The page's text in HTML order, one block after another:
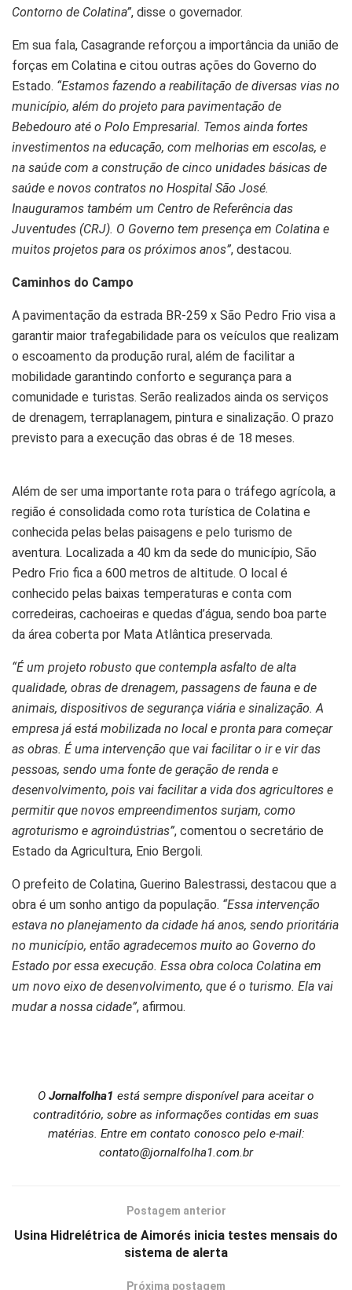
Contorno de Colatina”, disse o governador.
Em sua fala, Casagrande reforçou a importância da união de
forças em Colatina e citou outras ações do Governo do
Estado. “Estamos fazendo a reabilitação de diversas vias no
município, além do projeto para pavimentação de
Bebedouro até o Polo Empresarial. Temos ainda fortes
investimentos na educação, com melhorias em escolas, e
na saúde com a construção de cinco unidades básicas de
saúde e novos contratos no Hospital São José.
Inauguramos também um Centro de Referência das
Juventudes (CRJ). O Governo tem presença em Colatina e
muitos projetos para os próximos anos”, destacou.
Caminhos do Campo
A pavimentação da estrada BR-259 x São Pedro Frio visa a
garantir maior trafegabilidade para os veículos que realizam
o escoamento da produção rural, além de facilitar a
mobilidade garantindo conforto e segurança para a
comunidade e turistas. Serão realizados ainda os serviços
de drenagem, terraplanagem, pintura e sinalização. O prazo
previsto para a execução das obras é de 18 meses.
Além de ser uma importante rota para o tráfego agrícola, a
região é consolidada como rota turística de Colatina e
conhecida pelas belas paisagens e pelo turismo de
aventura. Localizada a 40 km da sede do município, São
Pedro Frio fica a 600 metros de altitude. O local é
conhecido pelas baixas temperaturas e conta com
corredeiras, cachoeiras e quedas d’água, sendo boa parte
da área coberta por Mata Atlântica preservada.
“É um projeto robusto que contempla asfalto de alta
qualidade, obras de drenagem, passagens de fauna e de
animais, dispositivos de segurança viária e sinalização. A
empresa já está mobilizada no local e pronta para começar
as obras. É uma intervenção que vai facilitar o ir e vir das
pessoas, sendo uma fonte de geração de renda e
desenvolvimento, pois vai facilitar a vida dos agricultores e
permitir que novos empreendimentos surjam, como
agroturismo e agroindústrias”, comentou o secretário de
Estado da Agricultura, Enio Bergoli.
O prefeito de Colatina, Guerino Balestrassi, destacou que a
obra é um sonho antigo da população. “Essa intervenção
estava no planejamento da cidade há anos, sendo prioritária
no município, então agradecemos muito ao Governo do
Estado por essa execução. Essa obra coloca Colatina em
um novo eixo de desenvolvimento, que é o turismo. Ela vai
mudar a nossa cidade”, afirmou.
O Jornalfolha1 está sempre disponível para aceitar o
contraditório, sobre as informações contidas em suas
matérias. Entre em contato conosco pelo e-mail:
contato@jornalfolha1.com.br
Postagem anterior
Usina Hidrelétrica de Aimorés inicia testes mensais do
sistema de alerta
Próxima postagem